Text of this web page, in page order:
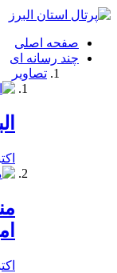
فصد
شرق
تهران
خشکشویی
صفحه اصلی
چند رسانه ای
تصاویر
اکتبر
اکتبر